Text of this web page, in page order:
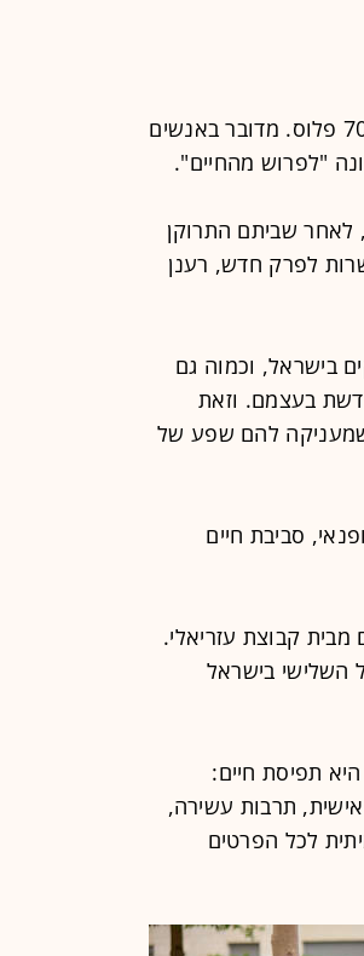
בשנים האחרונות מתעצבת בישראל מציאות חיים חדשה לבני 70 פלוס. מדובר באנשים
"לפרוש מהחיים".
לאחר שביתם התרוקן
לפרק חדש, רענן
בישראל, וכמוה גם
בעצמם. וזאת
שמעניקה להם שפע של
סביבת חיים
מבית קבוצת עזריאלי.
השלישי בישראל
תפיסת חיים:
אישית, תרבות עשירה,
לכל הפרטים